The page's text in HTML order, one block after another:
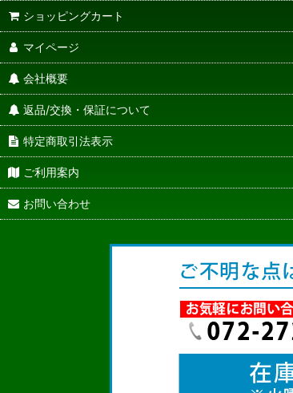
ショッピングカート
マイページ
会社概要
返品/交換・保証について
特定商取引法表示
ご利用案内
お問い合わせ